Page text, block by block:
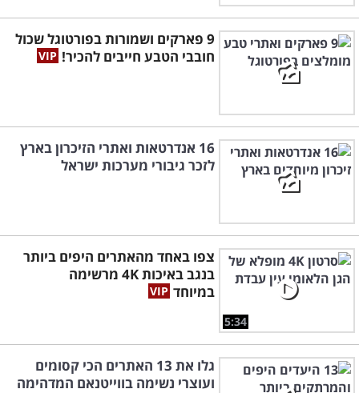
9 פארקים ושמורות בפורטוגל שכול
חובבי הטבע חייבים להכיר!
16 אנדרטאות ואתרי הזיכרון בארץ
לזכר גיבורי מערכות ישראל
5:34
צפו באחד מהאתרים היפים ביותר
בנגב באיכות 4K מרשימה
במיוחד
גלו את 13 האתרים הכי קסומים
ועוצרי נשימה בווייטנאם המדהימה